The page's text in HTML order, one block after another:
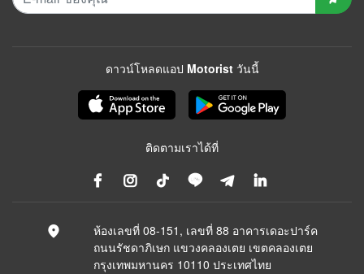
ดาวน์โหลดแอป Motorist วันนี้
ติดตามเราได้ที่
ห้องเลขที่ 08-151, เลขที่ 88 อาคารเดอะปาร์ค
ถนนรัชดาภิเษก แขวงคลองเตย เขตคลองเตย
กรุงเทพมหานคร 10110 ประเทศไทย